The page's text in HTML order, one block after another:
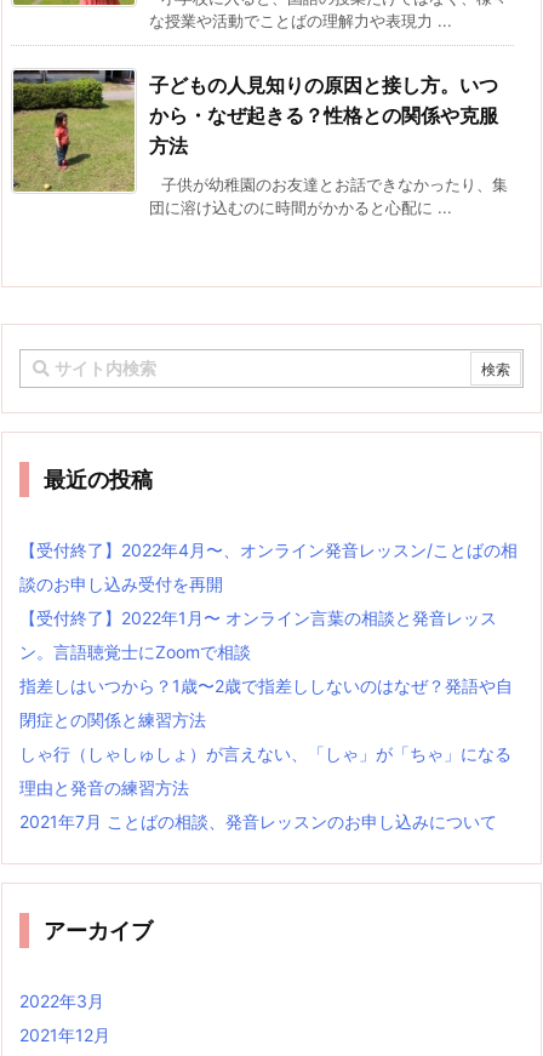
な授業や活動でことばの理解力や表現力 ...
子どもの人見知りの原因と接し方。いつ
から・なぜ起きる？性格との関係や克服
方法
子供が幼稚園のお友達とお話できなかったり、集
団に溶け込むのに時間がかかると心配に ...
最近の投稿
【受付終了】2022年4月〜、オンライン発音レッスン/ことばの相
談のお申し込み受付を再開
【受付終了】2022年1月〜 オンライン言葉の相談と発音レッス
ン。言語聴覚士にZoomで相談
指差しはいつから？1歳〜2歳で指差ししないのはなぜ？発語や自
閉症との関係と練習方法
しゃ行（しゃしゅしょ）が言えない、「しゃ」が「ちゃ」になる
理由と発音の練習方法
2021年7月 ことばの相談、発音レッスンのお申し込みについて
アーカイブ
2022年3月
2021年12月